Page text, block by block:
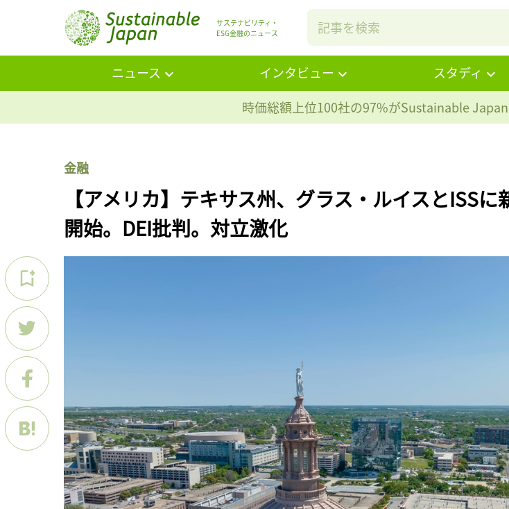
サステナビリティ・
ESG金融のニュース
ニュース インタビュー スタディ
時価総額上位100社の97%がSustainable
金融
【アメリカ】テキサス州、グラス・ルイスとISS
開始。DEI批判。対立激化